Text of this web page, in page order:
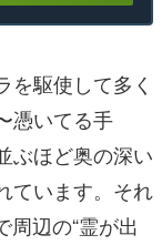
駆使して多く
憑いてる手
ぶほど奥の深い
ています。それ
辺の“霊が出